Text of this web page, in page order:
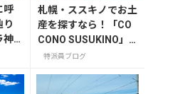
呼
り
神
札幌・ススキノでお土
産を探すなら！「CO
CONO SUSUKINO」
お土産編
特派員ブログ